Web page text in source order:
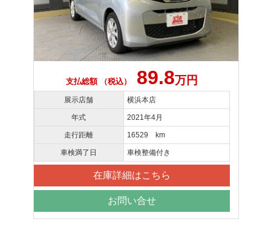
支払総額 （税込） 89.8万円
展示店舗 横浜本店
年式 2021年4月
走行距離 16529 km
車検満了日 車検整備付き
在庫詳細はこちら
お問い合せ